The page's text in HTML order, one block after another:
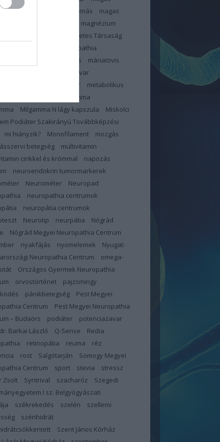
magas vérnyomás
magas
magnézium
Magyar Diabetes Társaság
makulopathia
március
máriatövis
memóriazavar
merevedési zavar
metabolikus
Milgamma
Milgamma N lágy kapszula
Miskolci
Podiáter Szakirányú Továbbképzési
mi hiányzik? Monofilament
mozgás
betegség
multivitamin
cinkkel és krómmal
napozás
neuroendokrin tumormarkerek
Neurométer
Neuropad
neuropathia centrumok
neuropátia centrumok
Neurotip neurpátia
Nógrád
Nógrád Megyei Neuropathia Centrum
nyakfájás nyomelemek
Nyugat-
Neuropathia Centrum
omega-
Országos Gyermek Neuropathia
orvostörténet
pajzsmirigy
pánikbetegség
Pest Megyei
Centrum
Pest Megyei Neuropathia
– Budaörs
podiáter
potenciazavar
Barkai László
Q-Sense
Redia
retinopátia reuma
réz
rost Salgótarján
Somogy Megyei
Centrum
sport stevia
stressz
Zsolt
Syntrival szacharóz
Szegedi
I sz. Belgyógyászati
székrekedés szelén
szellemi
szénhidrát
Szent János Kórház